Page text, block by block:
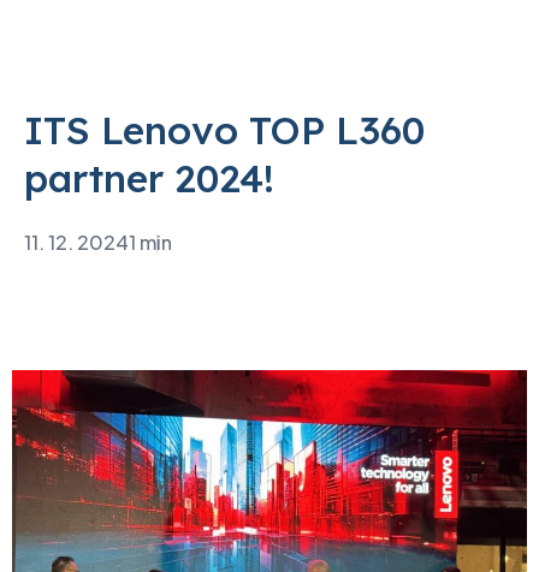
ITS Lenovo TOP L360
partner 2024!
11. 12. 20241 min